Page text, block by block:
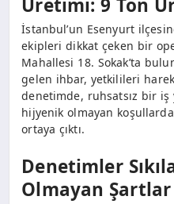
Üretimi: 9 Ton
İstanbul’un Esenyurt
ekipleri dikkat çeken bir
Mahallesi 18. Sokak’ta
gelen ihbar, yetkilileri
denetimde, ruhsatsız bir
hijyenik olmayan
ortaya çıktı.
Denetimler
Olmayan Şartlar